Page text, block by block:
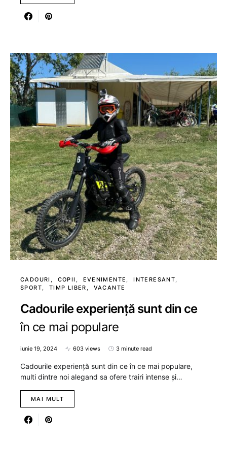
CADOURI COPII EVENIMENTE
INTERESANT
SPORT
TIMP LIBER VACANTE
Cadourile experiență sunt din ce
în ce mai populare
iunie 19, 2024 603 views 3 minute read
Cadourile experiență sunt din ce în ce mai populare,
multi dintre noi alegand sa ofere trairi intense și…
MAI MULT